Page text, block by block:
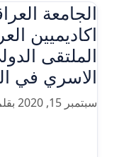
الجامعة
اكاديميين
الملتقى
الاسري في
سبتمبر 15, 2020